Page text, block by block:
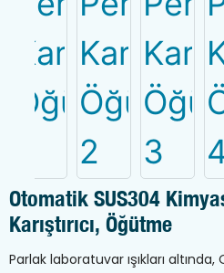
Otomatik SUS304
Karıştırıcı, Öğütme
Parlak laboratuvar ışıkları